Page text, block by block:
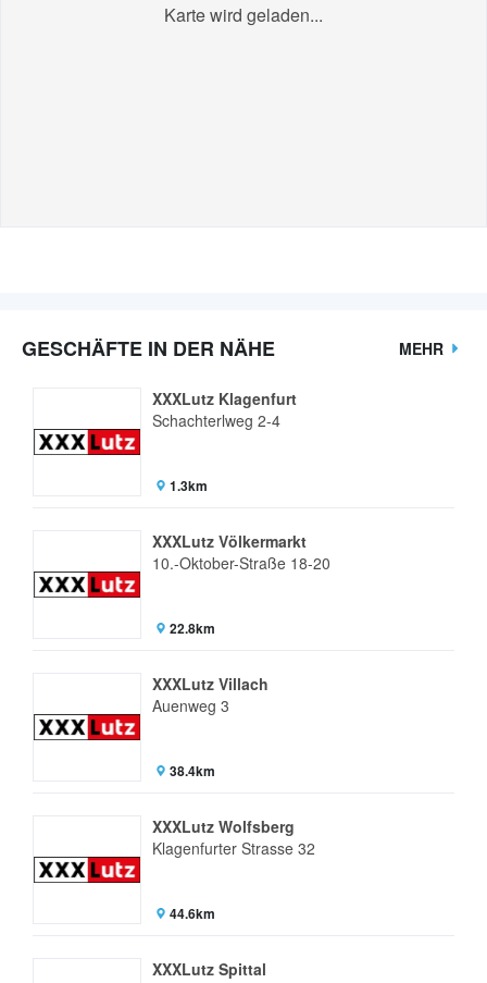
Karte wird geladen...
GESCHÄFTE IN DER NÄHE MEHR
XXXLutz Klagenfurt
Schachterlweg 2-4
1.3km
XXXLutz Völkermarkt
10.-Oktober-Straße 18-20
22.8km
XXXLutz Villach
Auenweg 3
38.4km
XXXLutz Wolfsberg
Klagenfurter Strasse 32
44.6km
XXXLutz Spittal